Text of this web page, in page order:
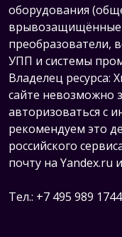
оборудования
врывозащищённые
преобразователи,
УПП и системы
Владелец ресурса:
сайте невозможно
авторизоваться с
рекомендуем это
российского
почту на Yandex.ru
Тел.: +7 495 989 1744